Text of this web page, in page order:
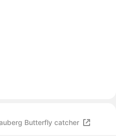
Butterfly catcher